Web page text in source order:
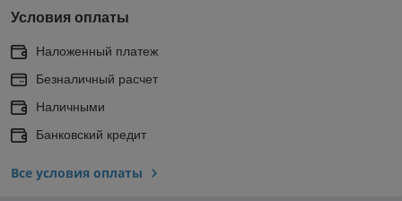
Условия оплаты
Наложенный платеж
Безналичный расчет
Наличными
Банковский кредит
Все условия оплаты